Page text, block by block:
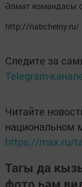
Әлмәт командасы
http://nabchelny.ru/
Следите за
Telegram-
Читайте
национальном
https://max.ru/
Тагы да